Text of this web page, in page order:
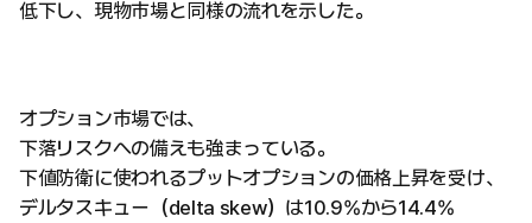
低下し、現物市場と同様の流れを示した。
オプション市場では、
下落リスクへの備えも強まっている。
下値防衛に使われるプットオプションの価格上昇を受け、
デルタスキュー（delta skew）は10.9%から14.4%